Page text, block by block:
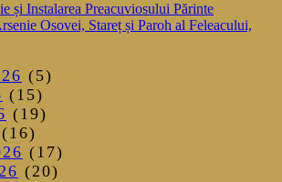
și Instalarea Preacuviosului Părinte
Osovei, Stareț și Paroh al Feleacului,
(5)
(15)
(19)
(16)
(17)
(20)